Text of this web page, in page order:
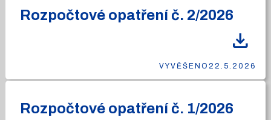
Rozpočtové opatření č. 2/2026
download
VYVĚŠENO 22.5.2026
Rozpočtové opatření č. 1/2026